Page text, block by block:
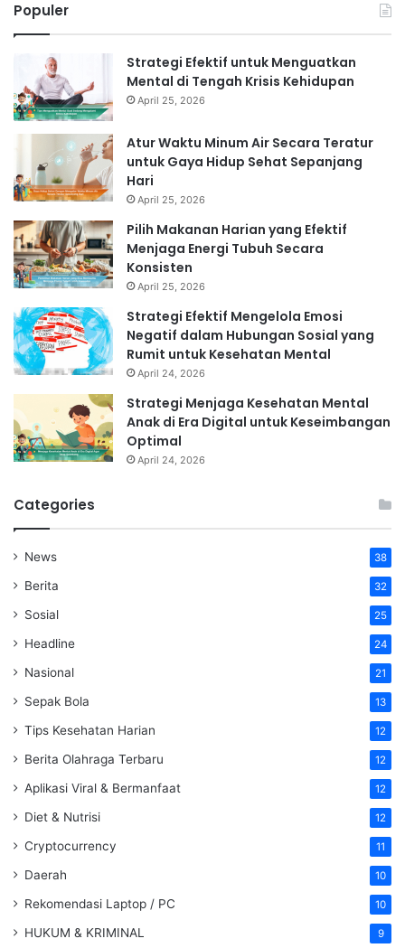
Populer
Strategi Efektif untuk Menguatkan
Mental di Tengah Krisis Kehidupan
April 25, 2026
Atur Waktu Minum Air Secara Teratur
untuk Gaya Hidup Sehat Sepanjang
Hari
April 25, 2026
Pilih Makanan Harian yang Efektif
Menjaga Energi Tubuh Secara
Konsisten
April 25, 2026
Strategi Efektif Mengelola Emosi
Negatif dalam Hubungan Sosial yang
Rumit untuk Kesehatan Mental
April 24, 2026
Strategi Menjaga Kesehatan Mental
Anak di Era Digital untuk Keseimbangan
Optimal
April 24, 2026
Categories
News 38
Berita 32
Sosial 25
Headline 24
Nasional 21
Sepak Bola 13
Tips Kesehatan Harian 12
Berita Olahraga Terbaru 12
Aplikasi Viral & Bermanfaat 12
Diet & Nutrisi 12
Cryptocurrency 11
Daerah 10
Rekomendasi Laptop / PC 10
HUKUM & KRIMINAL 9